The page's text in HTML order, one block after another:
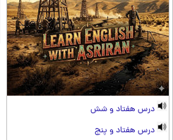
درس هفتاد و شش
درس هفتاد و پنج